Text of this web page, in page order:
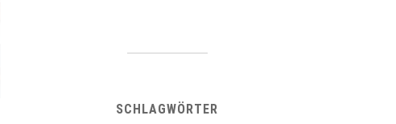
SCHLAGWÖRTER